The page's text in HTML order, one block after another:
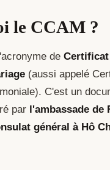
le CCAM ?
de Certificat
(aussi appelé
C'est un
par l'ambassade de
général à Hô